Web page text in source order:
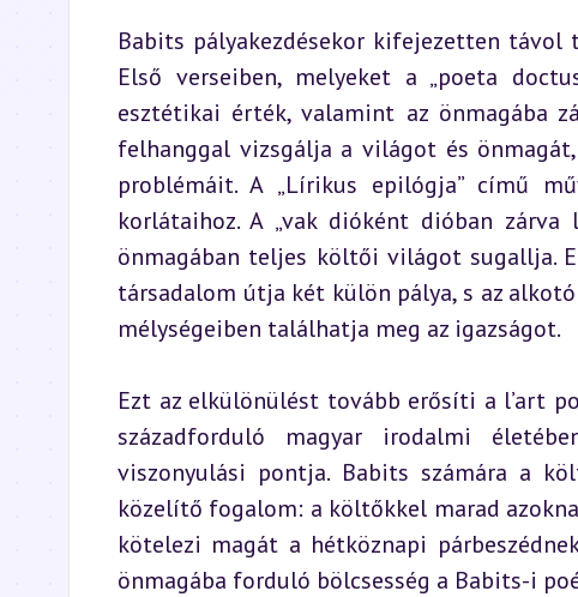
Babits pályakezdésekor kifejezetten
Első verseiben, melyeket a „poeta
esztétikai érték, valamint az önmagába
felhanggal vizsgálja a világot és
problémáit. A „Lírikus epilógja” című
korlátaihoz. A „vak dióként dióban
önmagában teljes költői világot sugallja.
társadalom útja két külön pálya, s az
mélységeiben találhatja meg az igazságot.
Ezt az elkülönülést tovább erősíti a l’art
századforduló magyar irodalmi
viszonyulási pontja. Babits számára a
közelítő fogalom: a költőkkel marad
kötelezi magát a hétköznapi
önmagába forduló bölcsesség a Babits-i